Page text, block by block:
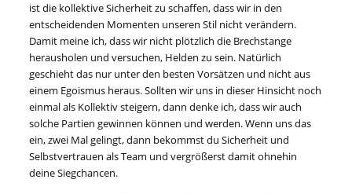
ist die kollektive Sicherheit zu schaffen, dass wir in den
entscheidenden Momenten unseren Stil nicht verändern.
Damit meine ich, dass wir nicht plötzlich die Brechstange
herausholen und versuchen, Helden zu sein. Natürlich
geschieht das nur unter den besten Vorsätzen und nicht aus
einem Egoismus heraus. Sollten wir uns in dieser Hinsicht noch
einmal als Kollektiv steigern, dann denke ich, dass wir auch
solche Partien gewinnen können und werden. Wenn uns das
ein, zwei Mal gelingt, dann bekommst du Sicherheit und
Selbstvertrauen als Team und vergrößerst damit ohnehin
deine Siegchancen.